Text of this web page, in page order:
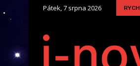
Pátek, 7 srpna 2026
Zaměstnanec na „střídačku“? Nastupuje